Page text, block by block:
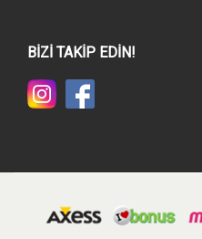
BİZİ TAKİP EDİN!